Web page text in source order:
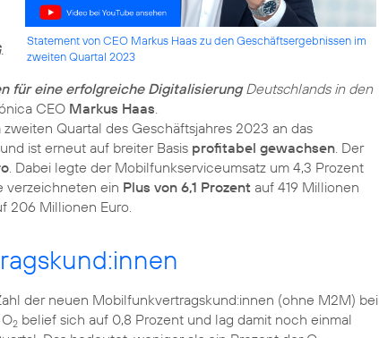
Statement von CEO Markus Haas zu den Geschäftsergebnissen im
zweiten Quartal 2023
.
für eine erfolgreiche DigitalisierungDeutschlands in den
CEO Markus Haas.
Quartal des Geschäftsjahres 2023 an das
ist erneut auf breiter Basis profitabel gewachsen. Der
. Dabei legte der Mobilfunkserviceumsatz um 4,3 Prozent
verzeichneten ein Plus von 6,1 Prozent auf 419 Millionen
206 Millionen Euro.
der neuen Mobilfunkvertragskund:innen (ohne M2M) bei
2 belief sich auf 0,8 Prozent und lag damit noch einmal